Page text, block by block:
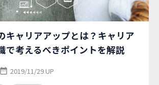
キャリアアップとは？キャリア
で考えるべきポイントを解説
2019/11/29 UP